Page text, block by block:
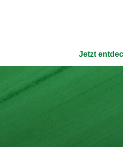
transparent wie die
Jetzt